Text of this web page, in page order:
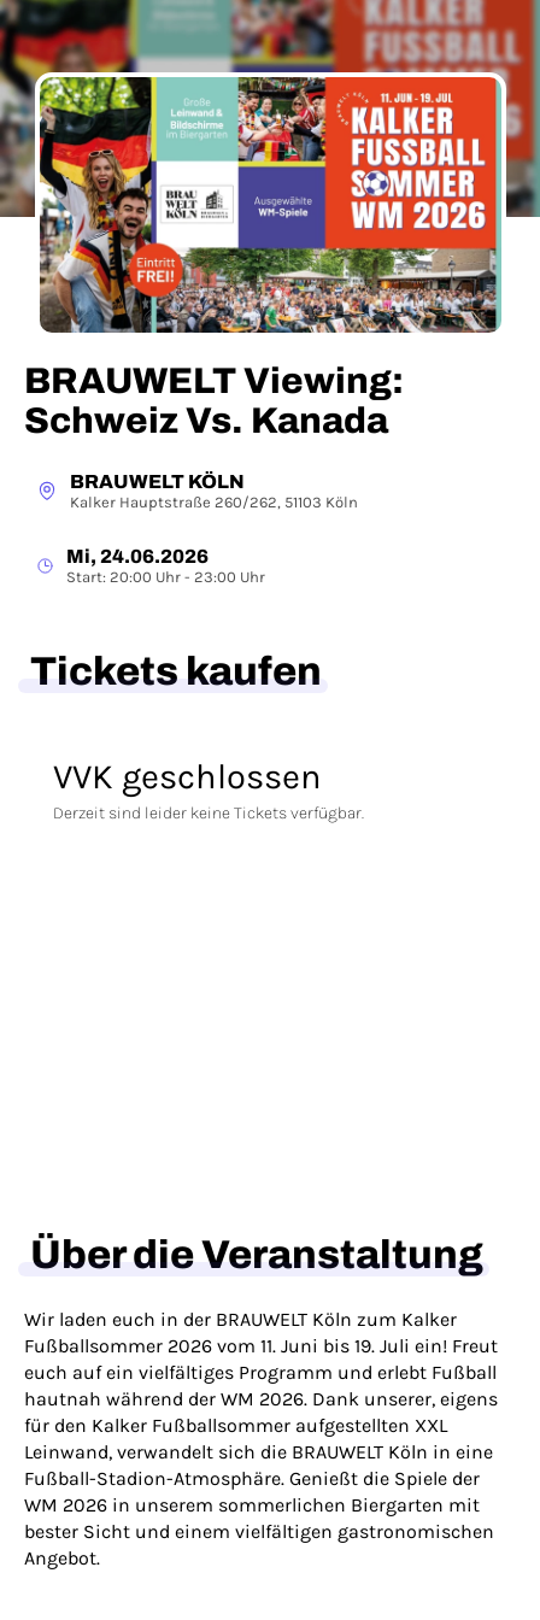
BRAUWELT Viewing:
Schweiz Vs. Kanada
BRAUWELT KÖLN
Kalker Hauptstraße 260/262, 51103 Köln
Mi, 24.06.2026
Start: 20:00 Uhr - 23:00 Uhr
Tickets kaufen
VVK geschlossen
Derzeit sind leider keine Tickets verfügbar.
Über die Veranstaltung
Wir laden euch in der BRAUWELT Köln zum Kalker
Fußballsommer 2026 vom 11. Juni bis 19. Juli ein! Freut
euch auf ein vielfältiges Programm und erlebt Fußball
hautnah während der WM 2026. Dank unserer, eigens
für den Kalker Fußballsommer aufgestellten XXL
Leinwand, verwandelt sich die BRAUWELT Köln in eine
Fußball-Stadion-Atmosphäre. Genießt die Spiele der
WM 2026 in unserem sommerlichen Biergarten mit
bester Sicht und einem vielfältigen gastronomischen
Angebot.